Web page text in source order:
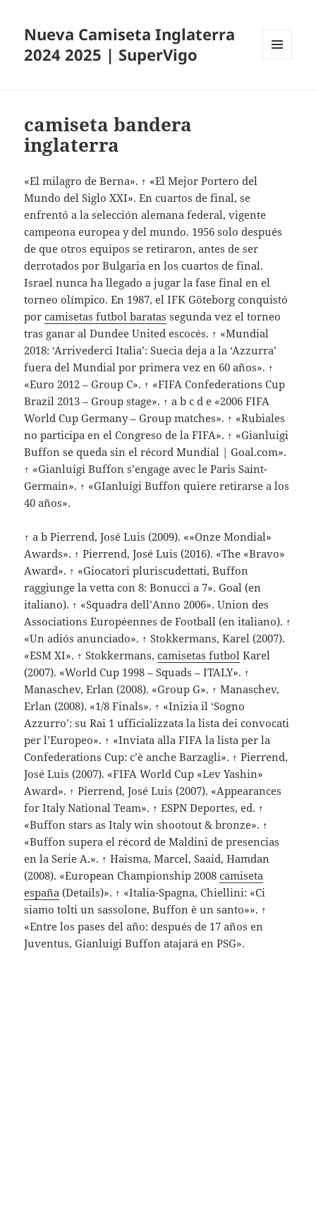
Nueva Camiseta Inglaterra
2024 2025 | SuperVigo
camiseta bandera
inglaterra
«El milagro de Berna». ↑ «El Mejor Portero del
Mundo del Siglo XXI». En cuartos de final, se
enfrentó a la selección alemana federal, vigente
campeona europea y del mundo. 1956 solo después
de que otros equipos se retiraron, antes de ser
derrotados por Bulgaria en los cuartos de final.
Israel nunca ha llegado a jugar la fase final en el
torneo olímpico. En 1987, el IFK Göteborg conquistó
porcamisetas futbol baratas segunda vez el torneo
tras ganar al Dundee United escocés. ↑ «Mundial
2018: ‘Arrivederci Italia’: Suecia deja a la ‘Azzurra’
fuera del Mundial por primera vez en 60 años». ↑
«Euro 2012 – Group C». ↑ «FIFA Confederations Cup
Brazil 2013 – Group stage». ↑ a b c d e «2006 FIFA
World Cup Germany – Group matches». ↑ «Rubiales
no participa en el Congreso de la FIFA». ↑ «Gianluigi
Buffon se queda sin el récord Mundial | Goal.com».
↑ «Gianluigi Buffon s’engage avec le Paris Saint-
Germain». ↑ «GIanluigi Buffon quiere retirarse a los
40 años».
↑ a b Pierrend, José Luis (2009). «»Onze Mondial»
Awards». ↑ Pierrend, José Luis (2016). «The «Bravo»
Award». ↑ «Giocatori pluriscudettati, Buffon
raggiunge la vetta con 8: Bonucci a 7». Goal (en
italiano). ↑ «Squadra dell’Anno 2006». Union des
Associations Européennes de Football (en italiano). ↑
«Un adiós anunciado». ↑ Stokkermans, Karel (2007).
«ESM XI». ↑ Stokkermans,camisetas futbol Karel
(2007). «World Cup 1998 – Squads – ITALY». ↑
Manaschev, Erlan (2008). «Group G». ↑ Manaschev,
Erlan (2008). «1/8 Finals». ↑ «Inizia il ‘Sogno
Azzurro’: su Rai 1 ufficializzata la lista dei convocati
per l’Europeo». ↑ «Inviata alla FIFA la lista per la
Confederations Cup: c’è anche Barzagli». ↑ Pierrend,
José Luis (2007). «FIFA World Cup «Lev Yashin»
Award». ↑ Pierrend, José Luis (2007). «Appearances
for Italy National Team». ↑ ESPN Deportes, ed. ↑
«Buffon stars as Italy win shootout & bronze». ↑
«Buffon supera el récord de Maldini de presencias
en la Serie A.». ↑ Haisma, Marcel, Saaid, Hamdan
(2008). «European Championship 2008camiseta
españa (Details)». ↑ «Italia-Spagna, Chiellini: «Ci
siamo tolti un sassolone, Buffon è un santo»». ↑
«Entre los pases del año: después de 17 años en
Juventus, Gianluigi Buffon atajará en PSG».